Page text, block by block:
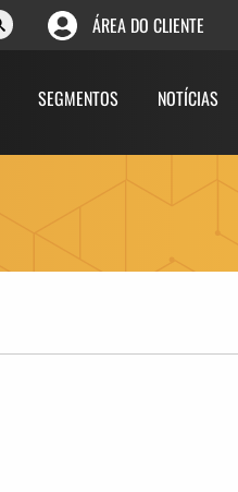
ÁREA DO CLIENTE
SEGMENTOS NOTÍCIAS